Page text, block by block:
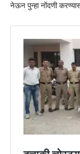
नेऊन पुन्हा नोंदणी